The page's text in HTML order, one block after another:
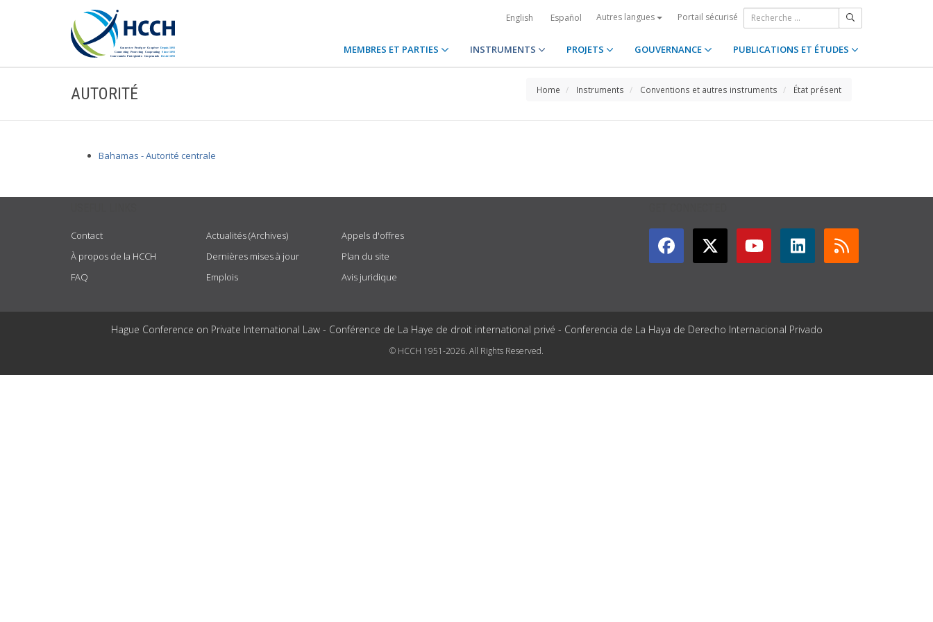
English Español Autres langues Portail sécurisé
MEMBRES ET PARTIES INSTRUMENTS PROJETS GOUVERNANCE PUBLICATIONS ET ÉTUDES
AUTORITÉ Home Instruments Conventions et autres instruments État présent
Bahamas - Autorité centrale
Contact
À propos de la HCCH
FAQ
Actualités (Archives)
Dernières mises à jour
Emplois
Appels d'offres
Plan du site
Avis juridique
Hague Conference on Private International Law - Conférence de La Haye de droit international privé - Conferencia de La Haya de Derecho Internacional Privado
© HCCH 1951-2026. All Rights Reserved.